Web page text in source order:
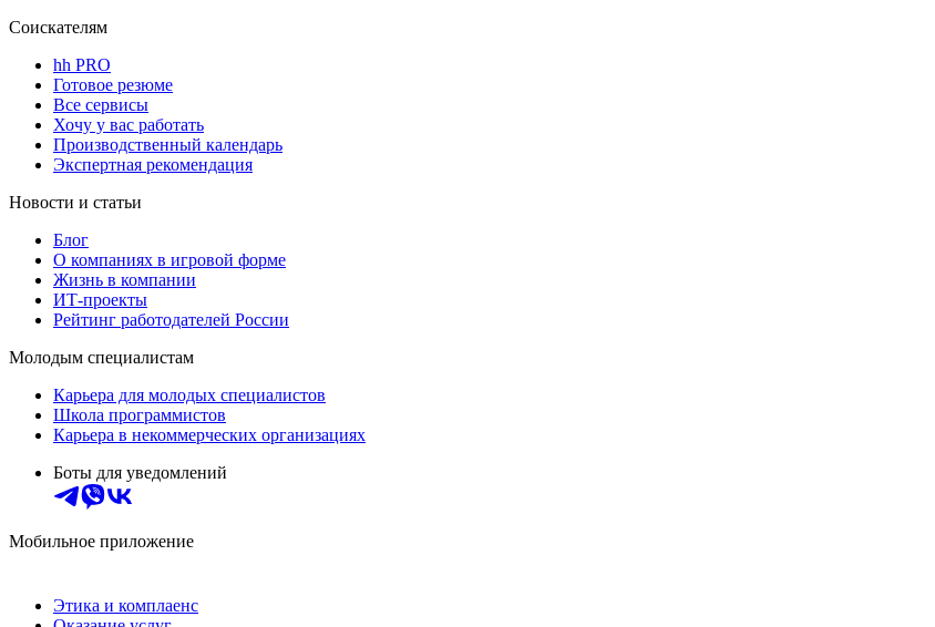
Соискателям
hh PRO
Готовое резюме
Все сервисы
Хочу у вас работать
Производственный календарь
Экспертная рекомендация
Новости и статьи
Блог
О компаниях в игровой форме
Жизнь в компании
ИТ-проекты
Рейтинг работодателей России
Молодым специалистам
Карьера для молодых специалистов
Школа программистов
Карьера в некоммерческих организациях
Боты для уведомлений
Мобильное приложение
Этика и комплаенс